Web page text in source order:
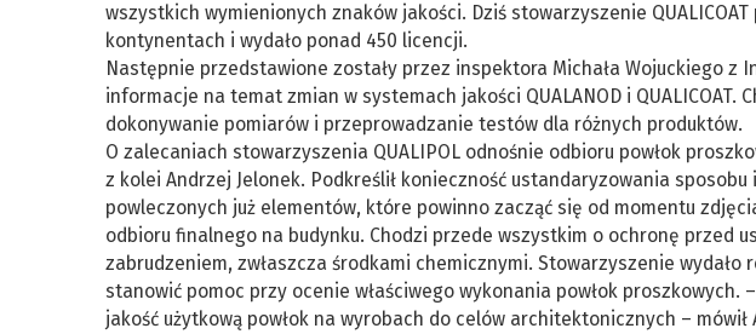
wszystkich wymienionych znaków jakości. Dziś stowarzyszenie
kontynentach i wydało ponad 450 licencji.
Następnie przedstawione zostały przez inspektora Michała Wojuckiego z
informacje na temat zmian w systemach jakości QUALANOD i QUALICOAT.
dokonywanie pomiarów i przeprowadzanie testów dla różnych produktów.
O zalecaniach stowarzyszenia QUALIPOL odnośnie odbioru powłok
z kolei Andrzej Jelonek. Podkreślił konieczność ustandaryzowania
powleczonych już elementów, które powinno zacząć się od momentu
odbioru finalnego na budynku. Chodzi przede wszystkim o ochronę przed
zabrudzeniem, zwłaszcza środkami chemicznymi. Stowarzyszenie
stanowić pomoc przy ocenie właściwego wykonania powłok
jakość użytkową powłok na wyrobach do celów architektonicznych –